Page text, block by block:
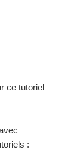
ce tutoriel
: